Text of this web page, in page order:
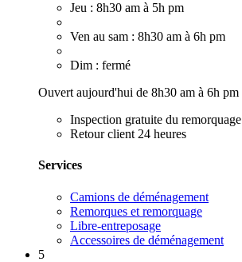
Jeu : 8h30 am à 5h pm
Ven au sam : 8h30 am à 6h pm
Dim : fermé
Ouvert aujourd'hui de 8h30 am à 6h pm
Inspection gratuite du remorquage
Retour client 24 heures
Services
Camions de déménagement
Remorques et remorquage
Libre-entreposage
Accessoires de déménagement
5